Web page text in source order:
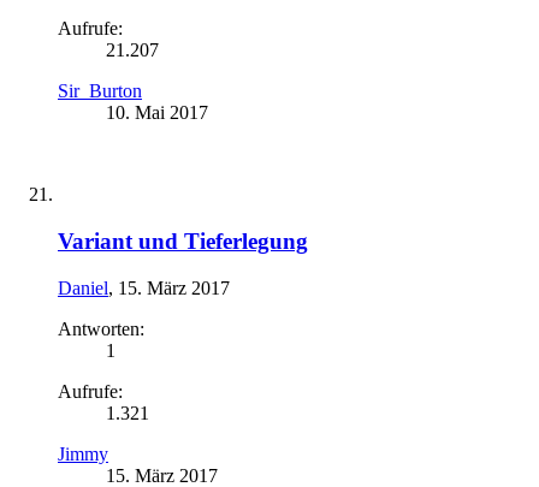
Aufrufe:
21.207
Sir_Burton
10. Mai 2017
Variant und Tieferlegung
Daniel, 15. März 2017
Antworten:
1
Aufrufe:
1.321
Jimmy
15. März 2017